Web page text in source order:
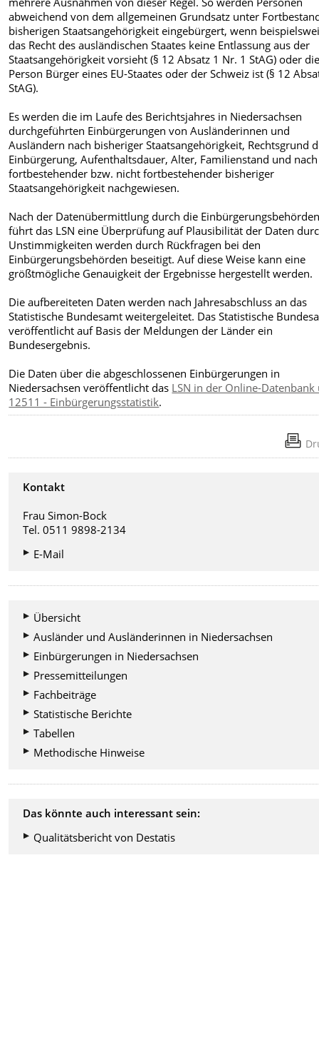
abweichend von dem allgemeinen Grundsatz unter
bisherigen Staatsangehörigkeit eingebürgert, wenn
das Recht des ausländischen Staates keine Entlassung aus der
Staatsangehörigkeit vorsieht (§ 12 Absatz 1 Nr. 1 StAG) oder
Person Bürger eines EU-Staates oder der Schweiz ist (§ 12
StAG).
Es werden die im Laufe des Berichtsjahres in Niedersachsen
durchgeführten Einbürgerungen von Ausländerinnen und
Ausländern nach bisheriger Staatsangehörigkeit, Rechtsgrund
Einbürgerung, Aufenthaltsdauer, Alter, Familienstand und nach
fortbestehender bzw. nicht fortbestehender bisheriger
Staatsangehörigkeit nachgewiesen.
Nach der Datenübermittlung durch die
führt das LSN eine Überprüfung auf Plausibilität der Daten
Unstimmigkeiten werden durch Rückfragen bei den
Einbürgerungsbehörden beseitigt. Auf diese Weise kann eine
größtmögliche Genauigkeit der Ergebnisse hergestellt werden.
Die aufbereiteten Daten werden nach Jahresabschluss an das
Statistische Bundesamt weitergeleitet. Das Statistische
veröffentlicht auf Basis der Meldungen der Länder ein
Bundesergebnis.
Die Daten über die abgeschlossenen Einbürgerungen in
Niedersachsen veröffentlicht das LSN in der Online-Datenbank
12511 - Einbürgerungsstatistik.
Kontakt
Frau Simon-Bock
Tel. 0511 9898-2134
E-Mail
Übersicht
Ausländer und Ausländerinnen in Niedersachsen
Einbürgerungen in Niedersachsen
Pressemitteilungen
Fachbeiträge
Statistische Berichte
Tabellen
Methodische Hinweise
Das könnte auch interessant sein:
Qualitätsbericht von Destatis